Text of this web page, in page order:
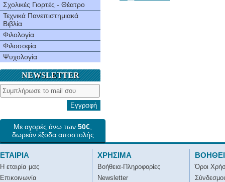
Σχολικές Γιορτές - Θέατρο
Τεχνικά Πανεπιστημιακά
Βιβλία
Φιλολογία
Φιλοσοφία
Ψυχολογία
NEWSLETTER
Εγγραφή
Με αγορές άνω των 50€
δωρεάν έξοδα αποστολής
ΕΤΑΙΡΙΑ
Η εταιρία μας
Επικοινωνία
ΧΡΗΣΙΜΑ
Βοήθεια-Πληροφορίες
Newsletter
Όροι
Σύνδεσμοι